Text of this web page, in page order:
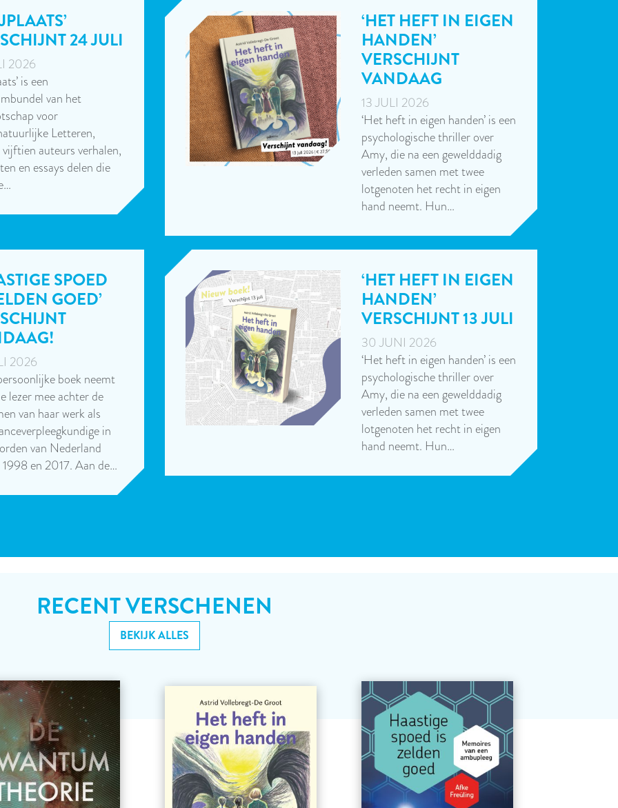
24 JULI
2026
is een
van het
voor
Letteren,
auteurs verhalen,
en essays delen die
‘HET HEFT IN EIGEN
HANDEN’
VERSCHIJNT
VANDAAG
13 JULI 2026
‘Het heft in eigen handen’ is een
psychologische thriller over
Amy, die na een gewelddadig
verleden samen met twee
lotgenoten het recht in eigen
hand neemt. Hun…
SPOED
GOED’
2026
boek neemt
lezer mee achter de
van haar werk als
in
van Nederland
en 2017. Aan de…
‘HET HEFT IN EIGEN
HANDEN’
VERSCHIJNT 13 JULI
30 JUNI 2026
‘Het heft in eigen handen’ is een
psychologische thriller over
Amy, die na een gewelddadig
verleden samen met twee
lotgenoten het recht in eigen
hand neemt. Hun…
RECENT VERSCHENEN
BEKIJK ALLES